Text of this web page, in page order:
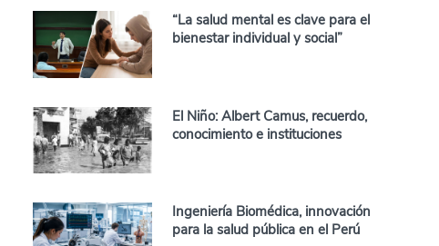
“La salud mental es clave para el
bienestar individual y social”
El Niño: Albert Camus, recuerdo,
conocimiento e instituciones
Ingeniería Biomédica, innovación
para la salud pública en el Perú